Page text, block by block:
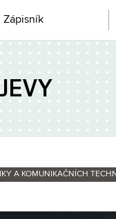
Zápisník
A KOMUNIKAČNÍCH